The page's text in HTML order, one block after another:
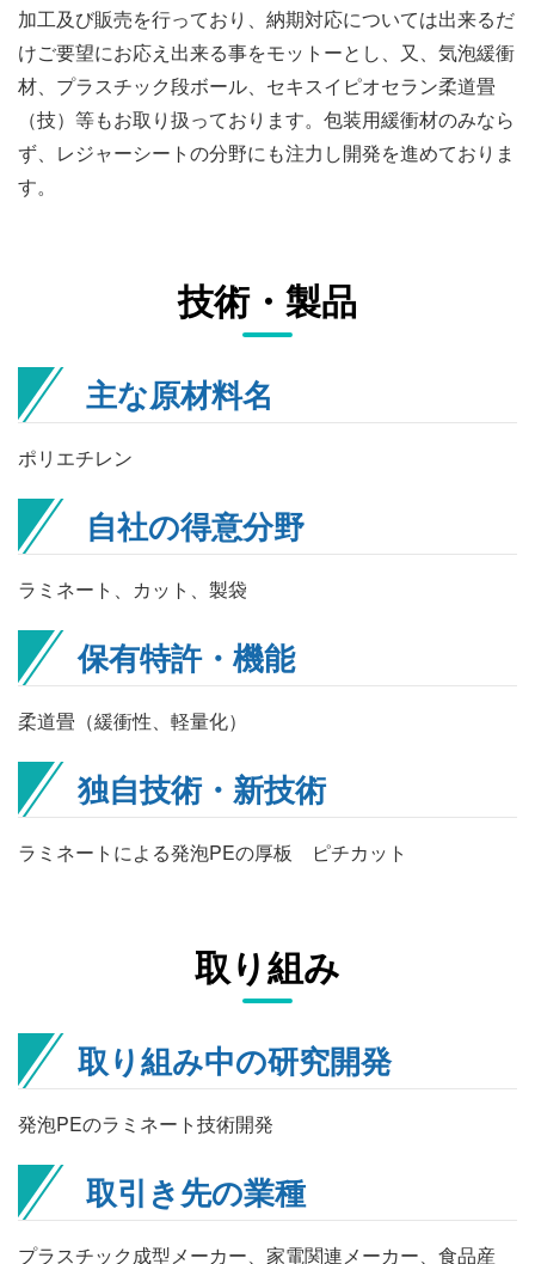
加工及び販売を行っており、納期対応については出来るだ
けご要望にお応え出来る事をモットーとし、又、気泡緩衝
材、プラスチック段ボール、セキスイピオセラン柔道畳
（技）等もお取り扱っております。包装用緩衝材のみなら
ず、レジャーシートの分野にも注力し開発を進めておりま
す。
技術・製品
主な原材料名
ポリエチレン
自社の得意分野
ラミネート、カット、製袋
保有特許・機能
柔道畳（緩衝性、軽量化）
独自技術・新技術
ラミネートによる発泡PEの厚板 ピチカット
取り組み
取り組み中の研究開発
発泡PEのラミネート技術開発
取引き先の業種
プラスチック成型メーカー、家電関連メーカー、食品産